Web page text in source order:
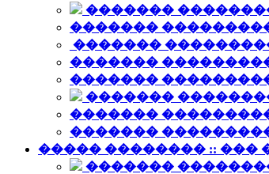
�������
�������
�������
�������
�������
�������
�������
�������
����� �������� :: ���
�������